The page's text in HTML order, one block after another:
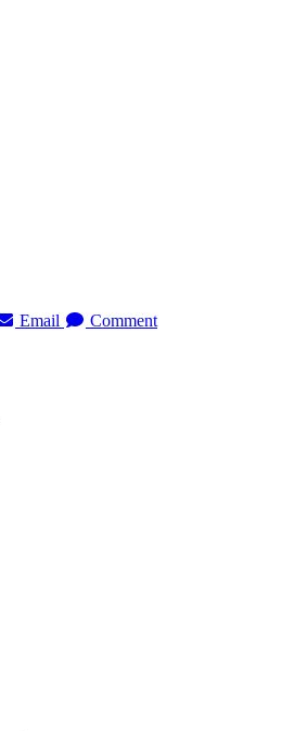
Email Comment